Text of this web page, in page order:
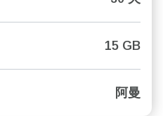
15 GB
阿曼